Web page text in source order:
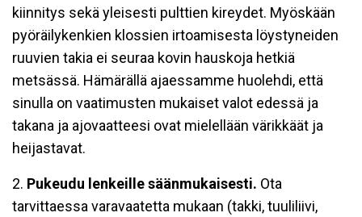
kiinnitys sekä yleisesti pulttien kireydet. Myöskään
pyöräilykenkien klossien irtoamisesta löystyneiden
ruuvien takia ei seuraa kovin hauskoja hetkiä
metsässä. Hämärällä ajaessamme huolehdi, että
sinulla on vaatimusten mukaiset valot edessä ja
takana ja ajovaatteesi ovat mielellään värikkäät ja
heijastavat.
2. Pukeudu lenkeille säänmukaisesti. Ota
tarvittaessa varavaatetta mukaan (takki, tuuliliivi,